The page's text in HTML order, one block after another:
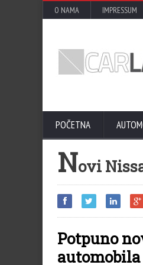
O NAMA IMPRESSUM
POČETNA
Novi
Potpuno